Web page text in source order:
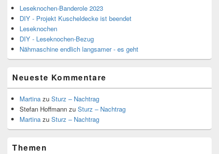
Leseknochen-Banderole 2023
DIY - Projekt Kuscheldecke ist beendet
Leseknochen
DIY - Leseknochen-Bezug
Nähmaschine endlich langsamer - es geht
Neueste Kommentare
Martina zu Sturz – Nachtrag
Stefan Hoffmann zu Sturz – Nachtrag
Martina zu Sturz – Nachtrag
Themen